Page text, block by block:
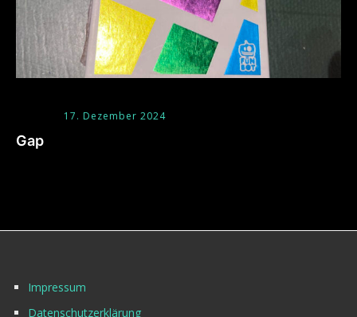
17. Dezember 2024
Gap
Impressum
Datenschutzerklärung